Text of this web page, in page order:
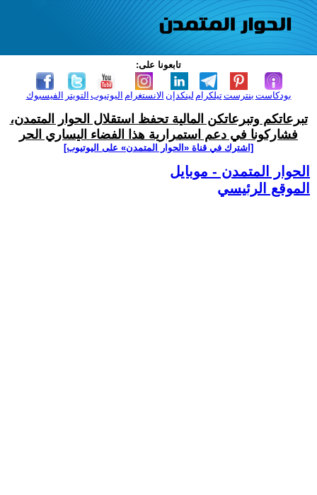
تابعونا على:
الفيسبوك التويتر اليوتيوب الانستغرام لينكدإن تيلكرامبنترست بودكاست
تبرعاتكم وتبرعاتكن المالية تحفظ استقلال الحوار المتمدن،
فشاركونا في دعم استمرارية هذا الفضاء اليساري الحر
[اشترك في قناة ‫«الحوار المتمدن» على اليوتيوب]
الحوار المتمدن - موبايل
الموقع الرئيسي